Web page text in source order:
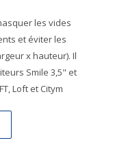
les vides
et éviter les
x hauteur). Il
Smile 3,5" et
Loft et Citym